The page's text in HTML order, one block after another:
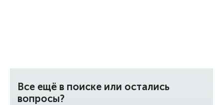
Все ещё в поиске или остались
вопросы?